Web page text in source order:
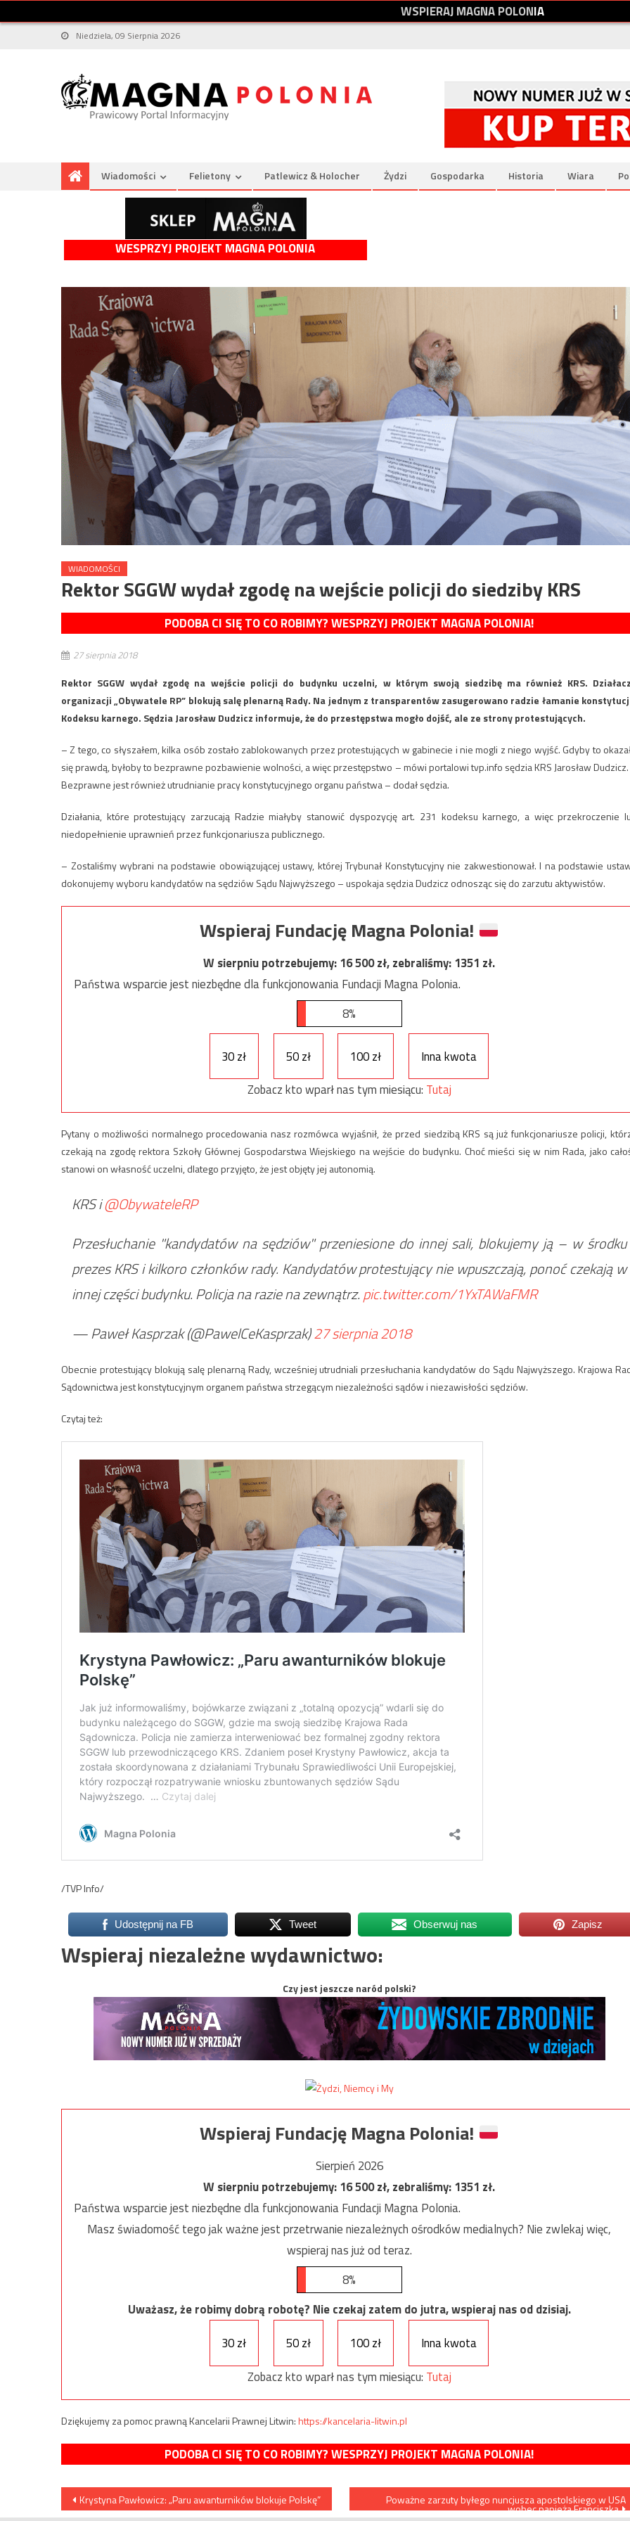
WSPIERAJMAGNAPOLONIA
Niedziela, 09 Sierpnia 2026
Wiadomości Felietony Patlewicz & Holocher Żydzi Gospodarka Historia Wiara
WESPRZYJ PROJEKT MAGNA POLONIA
WIADOMOŚCI
Rektor SGGW wydał zgodę na wejście policji do siedziby KRS
PODOBA CI SIĘ TO CO ROBIMY? WESPRZYJ PROJEKT MAGNA POLONIA!
27 sierpnia 2018
Rektor SGGW wydał zgodę na wejście policji do budynku uczelni, w którym swoją siedzibę ma również KRS.
organizacji „Obywatele RP” blokują salę plenarną Rady. Na jednym z transparentów zasugerowano radzie łamanie
Kodeksu karnego. Sędzia Jarosław Dudzicz informuje, że do przestępstwa mogło dojść, ale ze strony protestujących.
– Z tego, co słyszałem, kilka osób zostało zablokowanych przez protestujących w gabinecie i nie mogli z niego wyjść. Gdyby to
się prawdą, byłoby to bezprawne pozbawienie wolności, a więc przestępstwo – mówi portalowi tvp.info sędzia KRS Jarosław
Bezprawne jest również utrudnianie pracy konstytucyjnego organu państwa – dodał sędzia.
Działania, które protestujący zarzucają Radzie miałyby stanowić dyspozycję art. 231 kodeksu karnego, a więc przekroczenie
niedopełnienie uprawnień przez funkcjonariusza publicznego.
– Zostaliśmy wybrani na podstawie obowiązującej ustawy, której Trybunał Konstytucyjny nie zakwestionował. I na podstawie
dokonujemy wyboru kandydatów na sędziów Sądu Najwyższego – uspokaja sędzia Dudzicz odnosząc się do zarzutu aktywistów.
Wspieraj Fundację Magna Polonia!
W sierpniu potrzebujemy:16 500zł, zebraliśmy:1351 zł.
Państwa wsparcie jest niezbędne dla funkcjonowania Fundacji Magna Polonia.
8%
30 zł 50 zł 100 zł
Inna kwota
Zobacz kto wparł nas tym miesiącu: Tutaj
Pytany o możliwości normalnego procedowania nasz rozmówca wyjaśnił, że przed siedzibą KRS są już funkcjonariusze policji,
czekają na zgodę rektora Szkoły Głównej Gospodarstwa Wiejskiego na wejście do budynku. Choć mieści się w nim Rada, jako
stanowi on własność uczelni, dlatego przyjęto, że jest objęty jej autonomią.
KRS i@ObywateleRP
Przesłuchanie "kandydatów na sędziów" przeniesione do innej sali, blokujemy ją – w środku
prezes KRS i kilkoro członków rady. Kandydatów protestujący nie wpuszczają, ponoć czekają w
innej części budynku. Policja na razie na zewnątrz.pic.twitter.com/1YxTAWaFMR
— Paweł Kasprzak (@PawelCeKasprzak)27 sierpnia 2018
Obecnie protestujący blokują salę plenarną Rady, wcześniej utrudniali przesłuchania kandydatów do Sądu Najwyższego. Krajowa
Sądownictwa jest konstytucyjnym organem państwa strzegącym niezależności sądów i niezawisłości sędziów.
Czytaj też:
/TVP Info/
Udostępnij na FB Tweet Obserwuj nas Zapisz
Wspieraj niezależne wydawnictwo:
Czy jest jeszcze naród polski?
Wspieraj Fundację Magna Polonia!
Sierpień 2026
W sierpniu potrzebujemy:16 500zł, zebraliśmy:1351 zł.
Państwa wsparcie jest niezbędne dla funkcjonowania Fundacji Magna Polonia.
Masz świadomość tego jak ważne jest przetrwanie niezależnych ośrodków medialnych? Nie zwlekaj więc,
wspieraj nas już od teraz.
8%
Uważasz, że robimy dobrą robotę? Nie czekaj zatem do jutra, wspieraj nas od dzisiaj.
30 zł
50 zł 100 zł
Inna kwota
Zobacz kto wparł nas tym miesiącu: Tutaj
Dziękujemy za pomoc prawną Kancelarii Prawnej Litwin:https://kancelaria-litwin.pl
PODOBA CI SIĘ TO CO ROBIMY? WESPRZYJ PROJEKT MAGNA POLONIA!
Nawigacja
Krystyna Pawłowicz: „Paru awanturników blokuje Polskę” Poważne zarzuty byłego nuncjusza apostolskiego w USA
wobec papieża Franciszka